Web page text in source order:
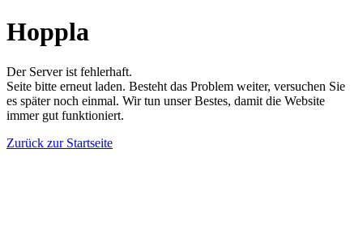
Hoppla
Der Server ist fehlerhaft.
Seite bitte erneut laden. Besteht das Problem weiter, versuchen Sie
es später noch einmal. Wir tun unser Bestes, damit die Website
immer gut funktioniert.
Zurück zur Startseite